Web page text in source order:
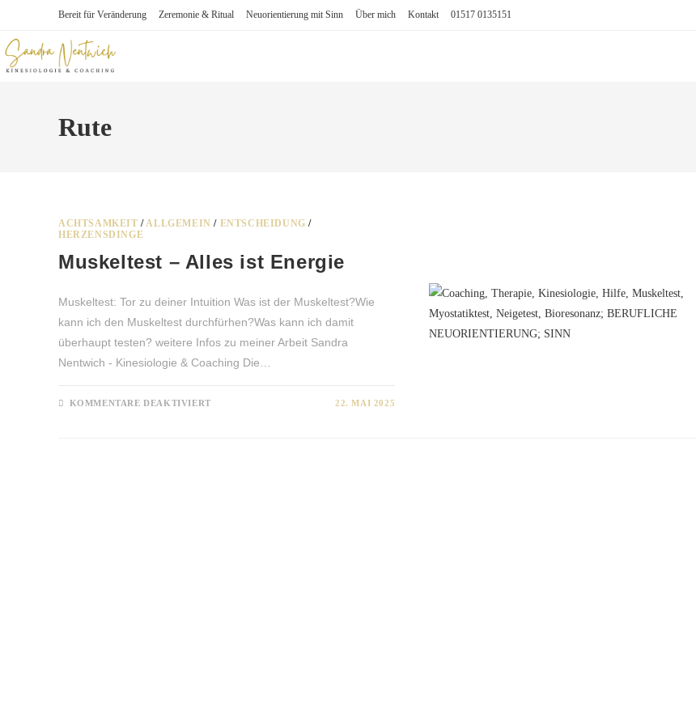
springen
Bereit für Veränderung Zeremonie & Ritual Neuorientierung mit Sinn Über mich Kontakt 01517 0135151
Rute
ACHTSAMKEIT /ALLGEMEIN / ENTSCHEIDUNG /
HERZENSDINGE
Muskeltest – Alles ist Energie
Muskeltest: Tor zu deiner Intuition Was ist der Muskeltest?Wie
kann ich den Muskeltest durchfürhen?Was kann ich damit
überhaupt testen? weitere Infos zu meiner Arbeit Sandra
Nentwich - Kinesiologie & Coaching Die…
KOMMENTARE DEAKTIVIERTFÜR
22. MAI 2025